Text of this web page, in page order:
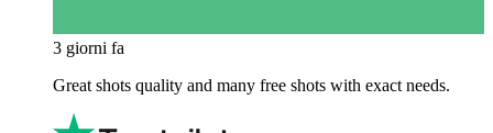
3 giorni fa
Great shots quality and many free shots with exact needs.